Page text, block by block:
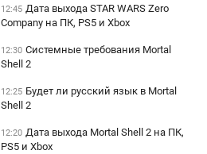
12:45 Дата выхода STAR WARS Zero
Company на ПК, PS5 и Xbox
12:30 Системные требования Mortal
Shell 2
12:25 Будет ли русский язык в Mortal
Shell 2
12:20 Дата выхода Mortal Shell 2 на ПК,
PS5 и Xbox